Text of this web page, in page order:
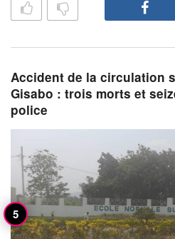
Accident de la circulation
Gisabo : trois morts et
police